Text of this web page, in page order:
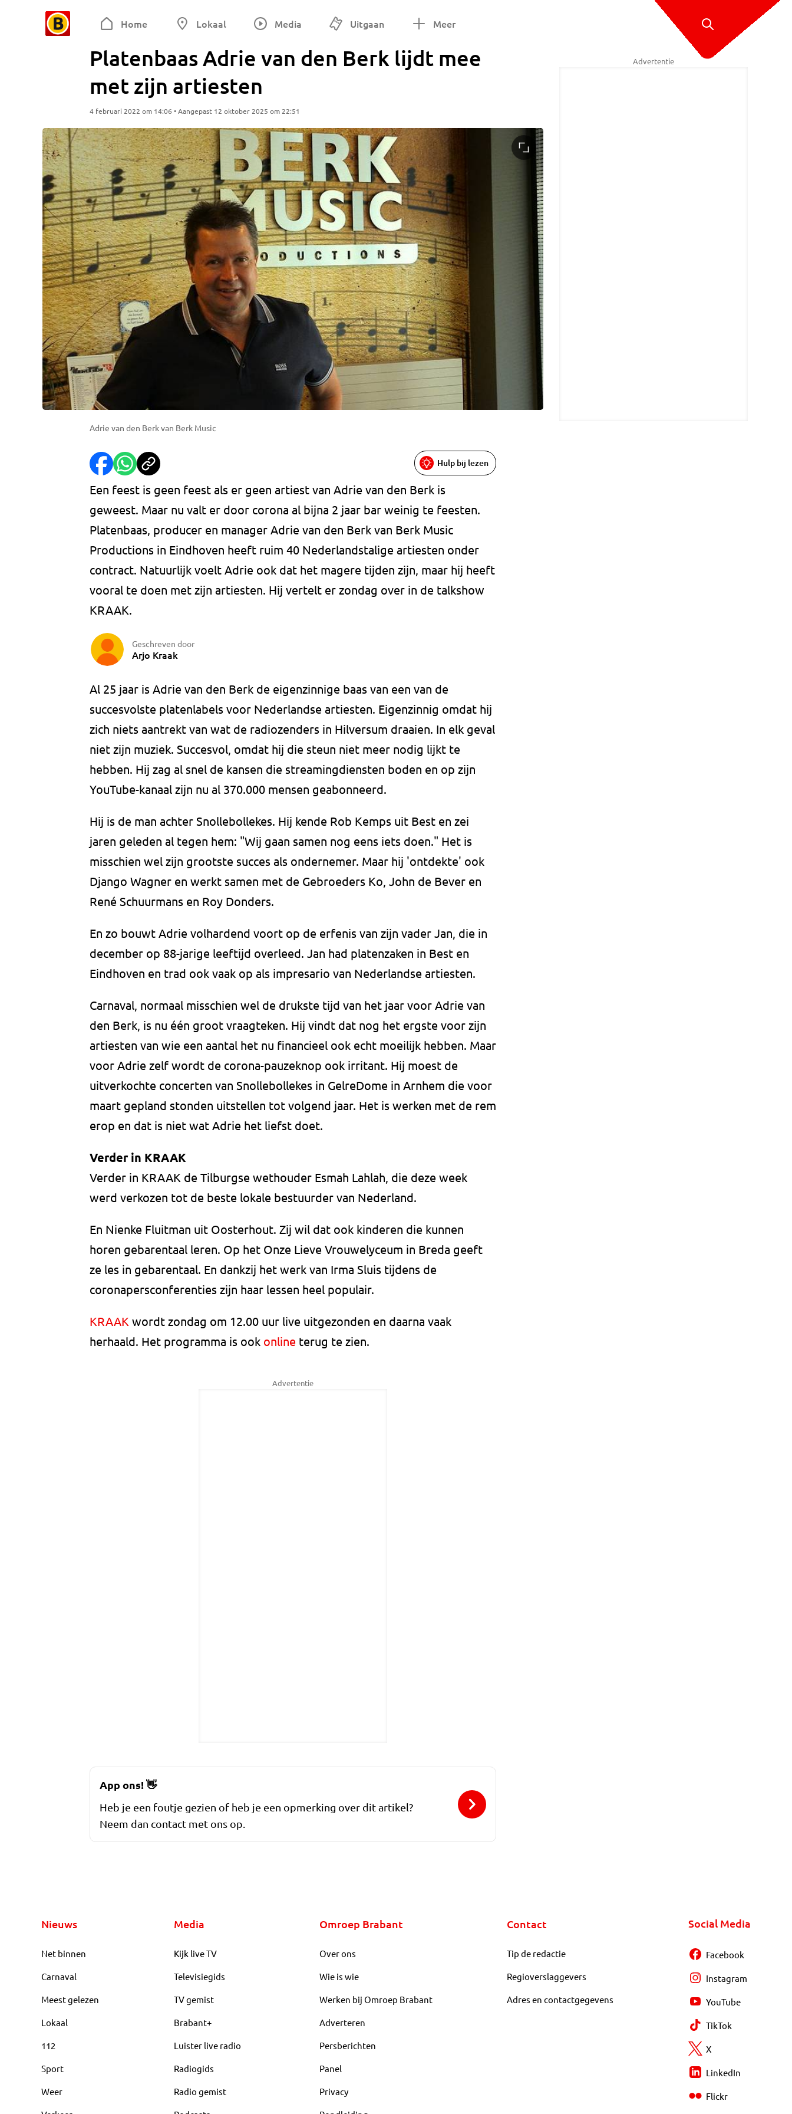
Home Lokaal Media Uitgaan Meer
Platenbaas Adrie van den Berk lijdt mee
met zijn artiesten
4 februari 2022 om 14:06 • Aangepast 12 oktober 2025 om 22:51
Adrie van den Berk van Berk Music
Hulp bij lezen
Een feest is geen feest als er geen artiest van Adrie van den Berk is
geweest. Maar nu valt er door corona al bijna 2 jaar bar weinig te feesten.
Platenbaas, producer en manager Adrie van den Berk van Berk Music
Productions in Eindhoven heeft ruim 40 Nederlandstalige artiesten onder
contract. Natuurlijk voelt Adrie ook dat het magere tijden zijn, maar hij heeft
vooral te doen met zijn artiesten. Hij vertelt er zondag over in de talkshow
KRAAK.
Geschreven door
Arjo Kraak
Al 25 jaar is Adrie van den Berk de eigenzinnige baas van een van de
succesvolste platenlabels voor Nederlandse artiesten. Eigenzinnig omdat hij
zich niets aantrekt van wat de radiozenders in Hilversum draaien. In elk geval
niet zijn muziek. Succesvol, omdat hij die steun niet meer nodig lijkt te
hebben. Hij zag al snel de kansen die streamingdiensten boden en op zijn
YouTube-kanaal zijn nu al 370.000 mensen geabonneerd.
Hij is de man achter Snollebollekes. Hij kende Rob Kemps uit Best en zei
jaren geleden al tegen hem: "Wij gaan samen nog eens iets doen." Het is
misschien wel zijn grootste succes als ondernemer. Maar hij 'ontdekte' ook
Django Wagner en werkt samen met de Gebroeders Ko, John de Bever en
René Schuurmans en Roy Donders.
En zo bouwt Adrie volhardend voort op de erfenis van zijn vader Jan, die in
december op 88-jarige leeftijd overleed. Jan had platenzaken in Best en
Eindhoven en trad ook vaak op als impresario van Nederlandse artiesten.
Carnaval, normaal misschien wel de drukste tijd van het jaar voor Adrie van
den Berk, is nu één groot vraagteken. Hij vindt dat nog het ergste voor zijn
artiesten van wie een aantal het nu financieel ook echt moeilijk hebben. Maar
voor Adrie zelf wordt de corona-pauzeknop ook irritant. Hij moest de
uitverkochte concerten van Snollebollekes in GelreDome in Arnhem die voor
maart gepland stonden uitstellen tot volgend jaar. Het is werken met de rem
erop en dat is niet wat Adrie het liefst doet.
Verder in KRAAK
Verder in KRAAK de Tilburgse wethouder Esmah Lahlah, die deze week
werd verkozen tot de beste lokale bestuurder van Nederland.
En Nienke Fluitman uit Oosterhout. Zij wil dat ook kinderen die kunnen
horen gebarentaal leren. Op het Onze Lieve Vrouwelyceum in Breda geeft
ze les in gebarentaal. En dankzij het werk van Irma Sluis tijdens de
coronapersconferenties zijn haar lessen heel populair.
KRAAK wordt zondag om 12.00 uur live uitgezonden en daarna vaak
herhaald. Het programma is ook online terug te zien.
Advertentie
Advertentie
App ons!👋
Heb je een foutje gezien of heb je een opmerking over dit artikel?
Neem dan contact met ons op.
Nieuws
Net binnen
Carnaval
Meest gelezen
Lokaal
112
Sport
Weer
Media
Kijk live TV
Televisiegids
TV gemist
Brabant+
Luister live radio
Radiogids
Radio gemist
Omroep Brabant
Over ons
Wie is wie
Werken bij Omroep Brabant
Adverteren
Persberichten
Panel
Privacy
Contact
Tip de redactie
Regioverslaggevers
Adres en contactgegevens
Social Media
Facebook
Instagram
YouTube
TikTok
X
LinkedIn
Flickr